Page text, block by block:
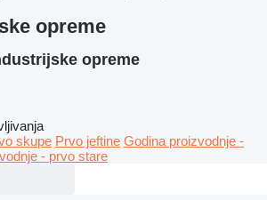
opreme
opreme
skupe Prvo jeftine Godina proizvodnje -
- prvo stare